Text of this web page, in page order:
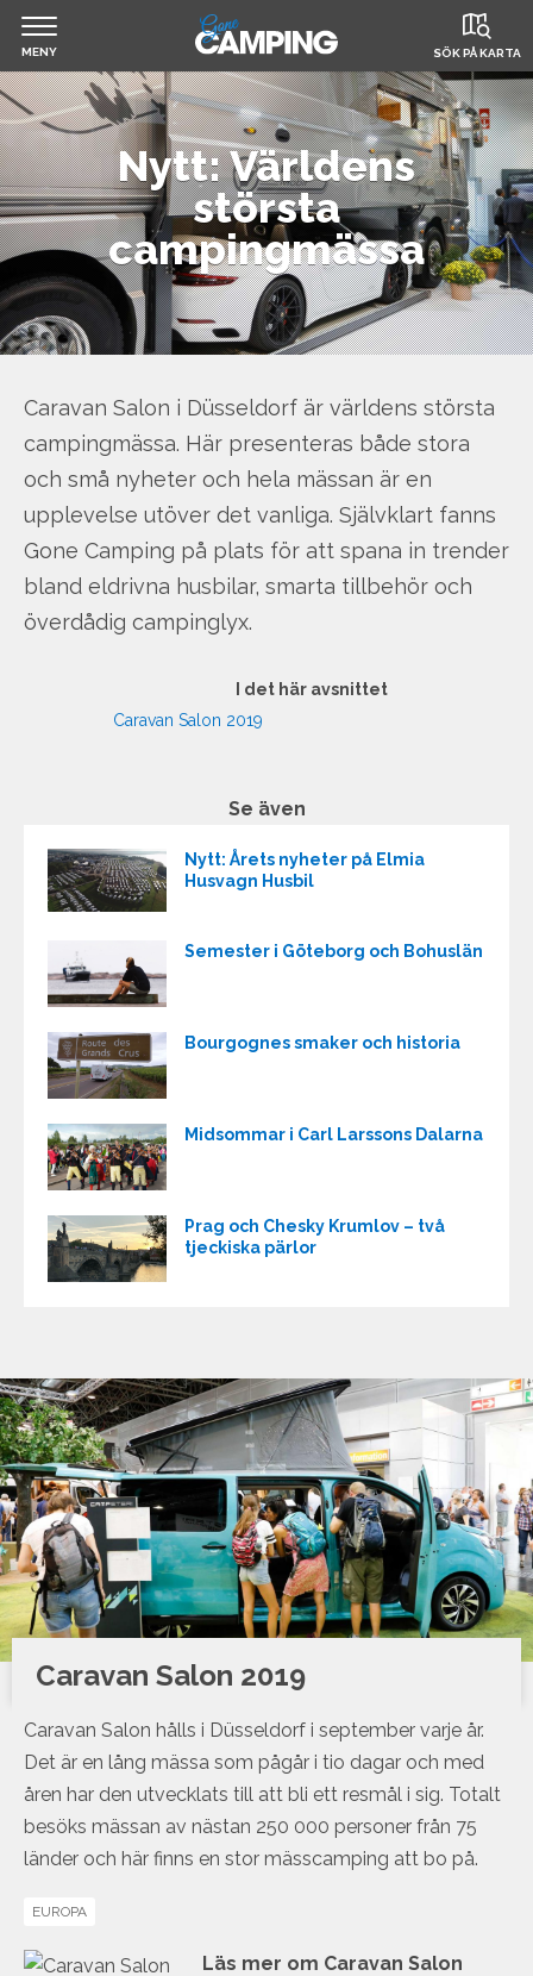
Jump
to
navigation
MENY
Hem
Filmer & Reportage
Husbil & Husvagn
Om Gone Camping
Boka camping
SÖK PÅ KARTA
Nytt: Världens
största
campingmässa
Caravan Salon i Düsseldorf är världens största
campingmässa. Här presenteras både stora
och små nyheter och hela mässan är en
upplevelse utöver det vanliga. Självklart fanns
Gone Camping på plats för att spana in trender
bland eldrivna husbilar, smarta tillbehör och
överdådig campinglyx.
I det här avsnittet
Caravan Salon 2019
Se även
Nytt: Årets nyheter på Elmia
Husvagn Husbil
Semester i Göteborg och Bohuslän
Bourgognes smaker och historia
Midsommar i Carl Larssons Dalarna
Prag och Chesky Krumlov – två
tjeckiska pärlor
Caravan Salon 2019
Caravan Salon hålls i Düsseldorf i september varje år.
Det är en lång mässa som pågår i tio dagar och med
åren har den utvecklats till att bli ett resmål i sig. Totalt
besöks mässan av nästan 250 000 personer från 75
länder och här finns en stor mässcamping att bo på.
EUROPA
Läs mer om Caravan Salon